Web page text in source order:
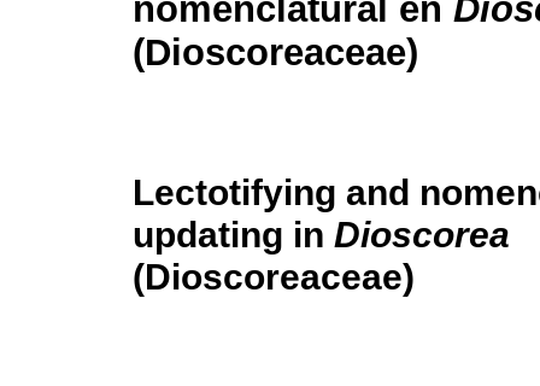
nomenclatural en
(Dioscoreaceae)
Lectotifying and
updating in Dioscorea
(Dioscoreaceae)